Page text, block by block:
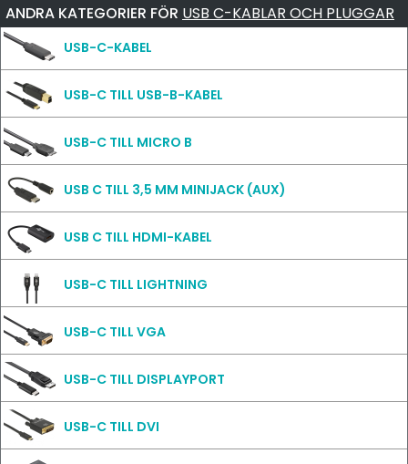
ANDRA KATEGORIER FÖR USB C-KABLAR OCH PLUGGAR
USB-C-KABEL
USB-C TILL USB-B-KABEL
USB-C TILL MICRO B
USB C TILL 3,5 MM MINIJACK (AUX)
USB C TILL HDMI-KABEL
USB-C TILL LIGHTNING
USB-C TILL VGA
USB-C TILL DISPLAYPORT
USB-C TILL DVI